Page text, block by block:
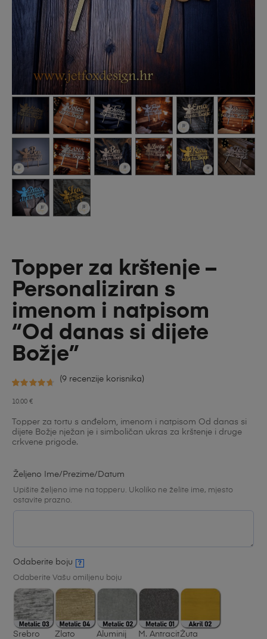
Topper za krštenje –
Personaliziran s
imenom i natpisom
“Od danas si dijete
Božje”
4.67od
ukupno 5 (
(9 recenzije korisnika)
10.00 €
Topper za tortu s anđelom, imenom i natpisom Od danas si
dijete Božje nježan je i simboličan ukras za krštenje i druge
crkvene prigode.
Željeno Ime/prezime/datum
Upišite željeno ime na topperu. Ukoliko ne želite ime, mjesto
ostavite prazno.
Odaberite boju ?
Odaberite Vašu omiljenu boju
Srebro Zlato Aluminij M. AntracitŽuta